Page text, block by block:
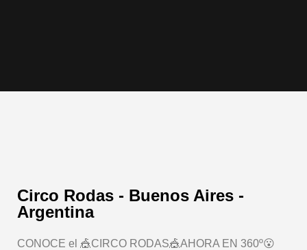
Circo Rodas - Buenos Aires -
Argentina
CONOCE el 🎪CIRCO RODAS🎪AHORA EN 360º😮